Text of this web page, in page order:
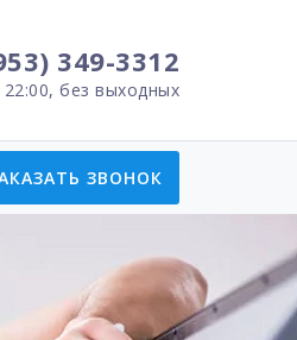
349-3312
22:00, без выходных
ЗВОНОК